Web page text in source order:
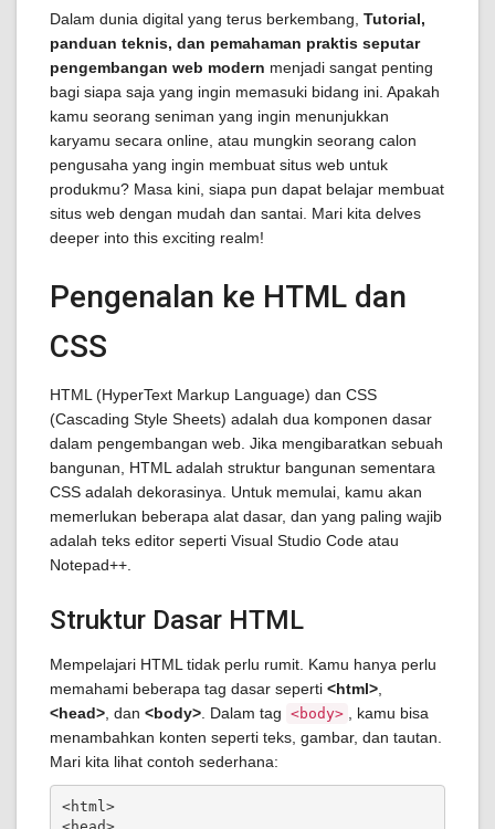
Dalam dunia digital yang terus berkembang, Tutorial,
panduan teknis, dan pemahaman praktis seputar
pengembangan web modern menjadi sangat penting
bagi siapa saja yang ingin memasuki bidang ini. Apakah
kamu seorang seniman yang ingin menunjukkan
karyamu secara online, atau mungkin seorang calon
pengusaha yang ingin membuat situs web untuk
produkmu? Masa kini, siapa pun dapat belajar membuat
situs web dengan mudah dan santai. Mari kita delves
deeper into this exciting realm!
Pengenalan ke HTML dan
CSS
HTML (HyperText Markup Language) dan CSS
(Cascading Style Sheets) adalah dua komponen dasar
dalam pengembangan web. Jika mengibaratkan sebuah
bangunan, HTML adalah struktur bangunan sementara
CSS adalah dekorasinya. Untuk memulai, kamu akan
memerlukan beberapa alat dasar, dan yang paling wajib
adalah teks editor seperti Visual Studio Code atau
Notepad++.
Struktur Dasar HTML
Mempelajari HTML tidak perlu rumit. Kamu hanya perlu
memahami beberapa tag dasar seperti <html>
<head> , dan <body> . Dalam tag <body>
, kamu bisa
menambahkan konten seperti teks, gambar, dan tautan.
Mari kita lihat contoh sederhana:
<html>
<head>